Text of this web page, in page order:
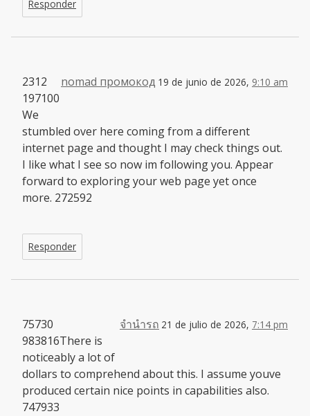
Responder
nomad промокод 19 de junio de 2026, 9:10 am
2312
197100
We
stumbled over here coming from a different
internet page and thought I may check things out.
I like what I see so now im following you. Appear
forward to exploring your web page yet once
more. 272592
Responder
จำนำรถ 21 de julio de 2026, 7:14 pm
75730
983816There is
noticeably a lot of
dollars to comprehend about this. I assume youve
produced certain nice points in capabilities also.
747933